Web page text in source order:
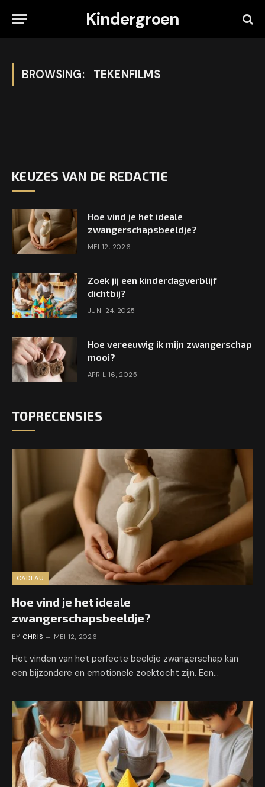
Kindergroen
BROWSING: TEKENFILMS
KEUZES VAN DE REDACTIE
Hoe vind je het ideale
zwangerschapsbeeldje?
MEI 12, 2026
Zoek jij een kinderdagverblijf
dichtbij?
JUNI 24, 2025
Hoe vereeuwig ik mijn zwangerschap
mooi?
APRIL 16, 2025
TOPRECENSIES
CADEAU
Hoe vind je het ideale
zwangerschapsbeeldje?
BY CHRIS MEI 12, 2026
Het vinden van het perfecte beeldje zwangerschap kan
een bijzondere en emotionele zoektocht zijn. Een…